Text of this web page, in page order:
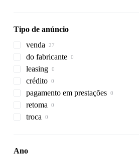
Tipo de anúncio
venda
do fabricante
leasing
crédito
pagamento em prestações
retoma
troca
Ano